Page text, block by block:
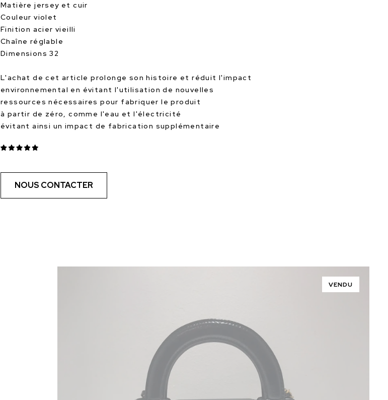
Matière jersey et cuir
Couleur violet
Finition acier vieilli
Chaîne réglable
Dimensions 32
L'achat de cet article prolonge son histoire et réduit l'impact
environnemental en évitant l'utilisation de nouvelles
ressources nécessaires pour fabriquer le produit
à partir de zéro, comme l'eau et l'électricité
évitant ainsi un impact de fabrication supplémentaire
NOUS CONTACTER
VENDU